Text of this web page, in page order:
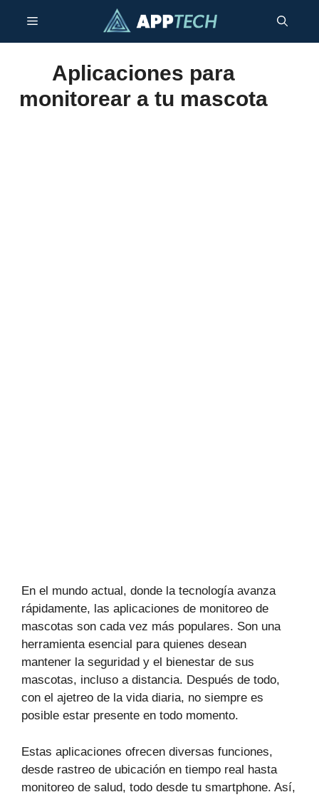
contenido
Menú
Aplicaciones para
monitorear a tu mascota
En el mundo actual, donde la tecnología avanza
rápidamente, las aplicaciones de monitoreo de
mascotas son cada vez más populares. Son una
herramienta esencial para quienes desean
mantener la seguridad y el bienestar de sus
mascotas, incluso a distancia. Después de todo,
con el ajetreo de la vida diaria, no siempre es
posible estar presente en todo momento.
Estas aplicaciones ofrecen diversas funciones,
desde rastreo de ubicación en tiempo real hasta
monitoreo de salud, todo desde tu smartphone. Así,